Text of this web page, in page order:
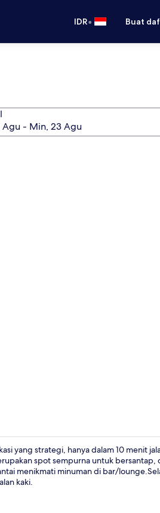
IDR• Buat
yang strategi, hanya dalam 10 menit
spot sempurna untuk bersantap,
menikmati minuman di bar/
kaki.